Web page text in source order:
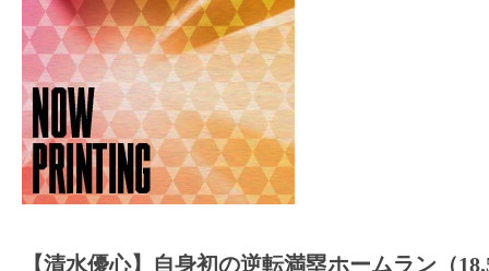
【清水優心】自身初の逆転満塁ホームラン（